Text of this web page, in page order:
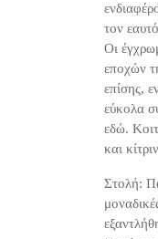
τον
Οι
εποχών
επίσης,
εύκολα
εδώ.
και
Στολή: